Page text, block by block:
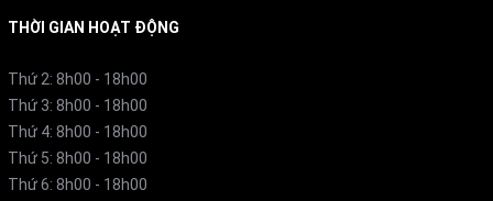
THỜI GIAN HOẠT ĐỘNG
Thứ 2: 8h00 - 18h00
Thứ 3: 8h00 - 18h00
Thứ 4: 8h00 - 18h00
Thứ 5: 8h00 - 18h00
Thứ 6: 8h00 - 18h00